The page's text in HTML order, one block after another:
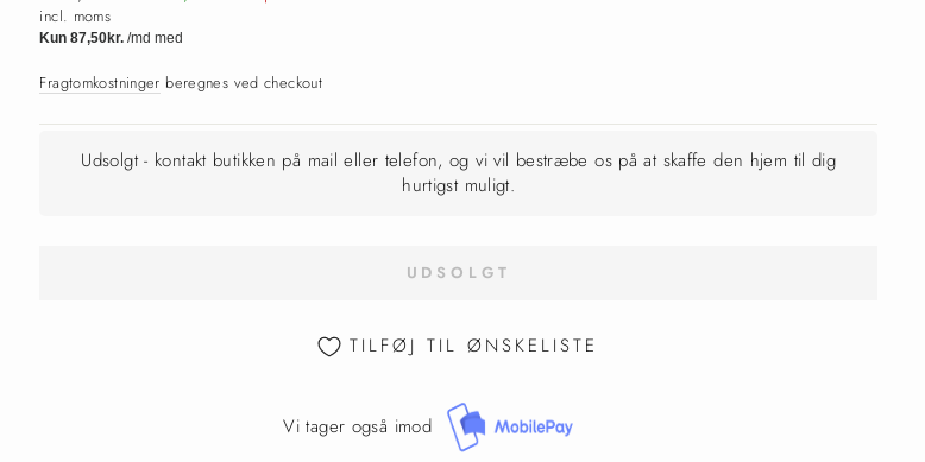
incl. moms
Fragtomkostninger beregnes ved checkout
Udsolgt - kontakt butikken på mail eller telefon, og vi vil bestræbe os på at skaffe den hjem til dig
hurtigst muligt.
UDSOLGT
TILFØJ TIL ØNSKELISTE
Vi tager også imod